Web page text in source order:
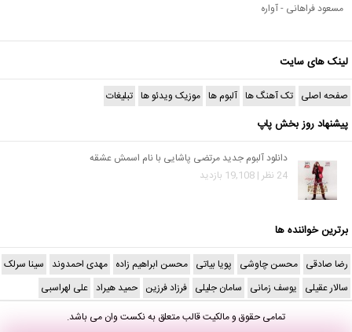
مسعود فراهانی - آواره
لینک های سایت
صفحه اصلی تک آهنگ ها آلبوم ها موزیک ویدئو ها تبلیغات
پیشنهاد روز بخش پاپ
دانلود آلبوم جدید مرتضی پاشایی با نام اسمش عشقه
24 نظر | 19,108 بازدید
برترین خواننده ها
رضا صادقی محسن چاوشی پویا بیاتی محسن ابراهیم زاده مهدی احمدوند سینا سرلک
سالار عقیلی یوسف زمانی سامان جلیلی فرزاد فرزین حمید هیراد علی لهراسبی
تمامی حقوق و مالکیت قالب متعلق بهنکست وانمی باشد.